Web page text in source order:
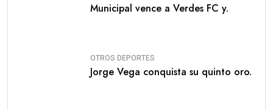
Municipal vence a Verdes FC y.
OTROS DEPORTES
Jorge Vega conquista su quinto oro.